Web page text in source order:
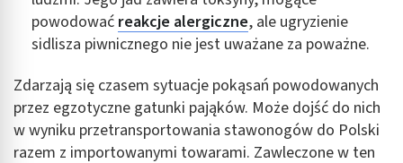
powodować reakcje alergiczne, ale ugryzienie
sidlisza piwnicznego nie jest uważane za poważne.
Zdarzają się czasem sytuacje pokąsań powodowanych
przez egzotyczne gatunki pająków. Może dojść do nich
w wyniku przetransportowania stawonogów do Polski
razem z importowanymi towarami. Zawleczone w ten